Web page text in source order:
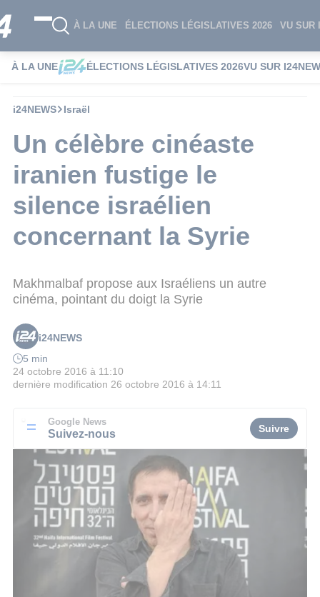
À LA UNE ÉLECTIONS LÉGISLATIVES 2026 VU SUR
À LA UNE ÉLECTIONS LÉGISLATIVES 2026VU SUR
i24NEWS Israël
Un célèbre cinéaste
iranien fustige le
silence israélien
concernant la Syrie
Makhmalbaf propose aux Israéliens un autre
cinéma, pointant du doigt la Syrie
i24NEWS
5 min
24 octobre 2016 à 11:10
dernière modification 26 octobre 2016 à 14:11
Google News
Suivez-nous Suivre